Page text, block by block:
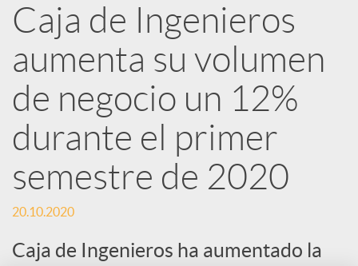
e
d
e
s
S
Caja de Ingenieros
aumenta su volumen
de negocio un 12%
durante el primer
semestre de 2020
20.10.2020
Caja de Ingenieros ha aumentado la